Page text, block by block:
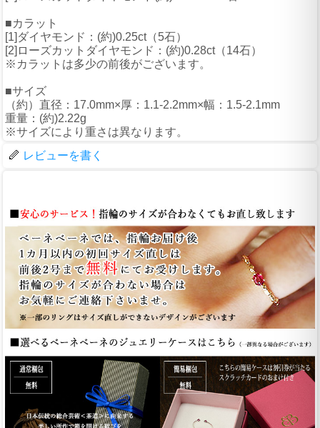
■カラット
[1]ダイヤモンド：(約)0.25ct（5石）
[2]ローズカットダイヤモンド：(約)0.28ct（14石）
※カラットは多少の前後がございます。
■サイズ
（約）直径：17.0mm×厚：1.1-2.2mm×幅：1.5-2.1mm
重量：(約)2.22g
※サイズにより重さは異なります。
レビューを書く